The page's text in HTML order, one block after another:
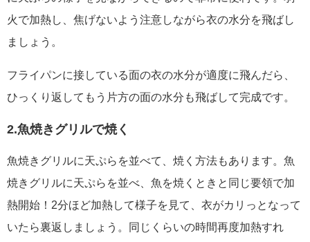
火で加熱し、焦げないよう注意しながら衣の水分を飛ばし
ましょう。
フライパンに接している面の衣の水分が適度に飛んだら、
ひっくり返してもう片方の面の水分も飛ばして完成です。
2.魚焼きグリルで焼く
魚焼きグリルに天ぷらを並べて、焼く方法もあります。魚
焼きグリルに天ぷらを並べ、魚を焼くときと同じ要領で加
熱開始！2分ほど加熱して様子を見て、衣がカリっとなって
いたら裏返しましょう。同じくらいの時間再度加熱すれ